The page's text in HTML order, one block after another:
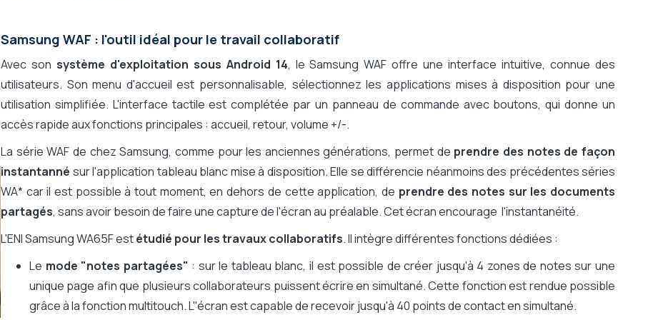
Samsung WAF : l'outil idéal pour le travail collaboratif
Avec son système d'exploitation sous Android 14, le Samsung WAF offre une interface intuitive, connue des
utilisateurs. Son menu d'accueil est personnalisable, sélectionnez les applications mises à disposition pour une
utilisation simplifiée. L'interface tactile est complétée par un panneau de commande avec boutons, qui donne un
accès rapide aux fonctions principales : accueil, retour, volume +/-.
La série WAF de chez Samsung, comme pour les anciennes générations, permet de prendre des notes de façon
instantanné sur l'application tableau blanc mise à disposition. Elle se différencie néanmoins des précédentes séries
WA* car il est possible à tout moment, en dehors de cette application, de prendre des notes sur les documents
partagés, sans avoir besoin de faire une capture de l'écran au préalable. Cet écran encourage l'instantanéité.
L'ENI Samsung WA65F estétudié pour les travaux collaboratifs. Il intègre différentes fonctions dédiées :
Le mode "notes partagées" : sur le tableau blanc, il est possible de créer jusqu'à 4 zones de notes sur une
unique page afin que plusieurs collaborateurs puissent écrire en simultané. Cette fonction est rendue possible
grâce à la fonction multitouch. L''écran est capable de recevoir jusqu'à 40 points de contact en simultané.